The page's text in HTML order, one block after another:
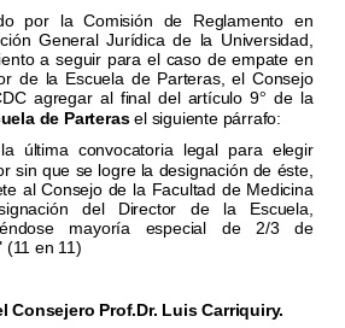
por la Comisión de Reglamento en
General Jurídica de la Universidad,
a seguir para el caso de empate en
de la Escuela de Parteras, el Consejo
agregar al final del artículo 9° de la
de Parterasel siguiente párrafo:
última convocatoria legal para elegir
sin que se logre la designación de éste,
al Consejo de la Facultad de Medicina
del Director de la Escuela,
mayoría especial de 2/3 de
(11 en 11)
Consejero Prof.Dr. Luis Carriquiry.